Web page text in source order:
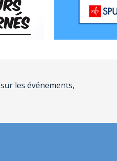
les événements,